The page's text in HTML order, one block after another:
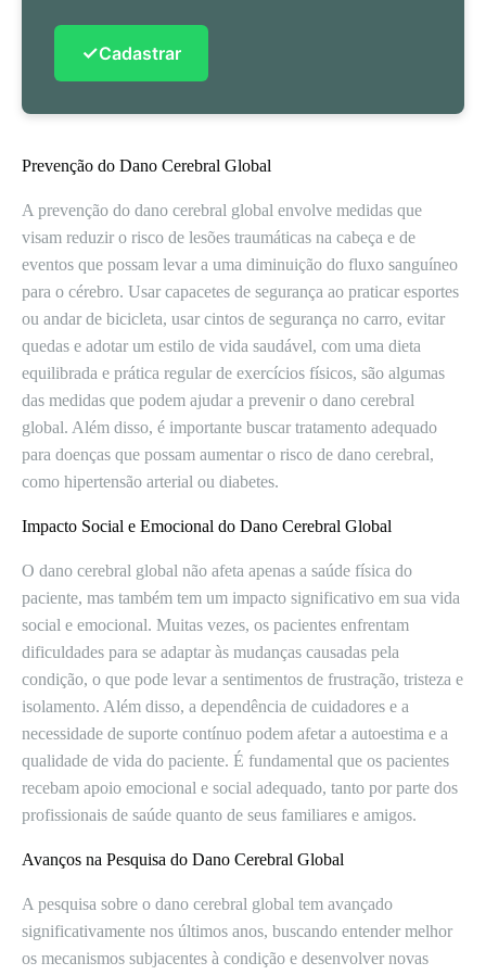
✓Cadastrar
Prevenção do Dano Cerebral Global
A prevenção do dano cerebral global envolve medidas que
visam reduzir o risco de lesões traumáticas na cabeça e de
eventos que possam levar a uma diminuição do fluxo sanguíneo
para o cérebro. Usar capacetes de segurança ao praticar esportes
ou andar de bicicleta, usar cintos de segurança no carro, evitar
quedas e adotar um estilo de vida saudável, com uma dieta
equilibrada e prática regular de exercícios físicos, são algumas
das medidas que podem ajudar a prevenir o dano cerebral
global. Além disso, é importante buscar tratamento adequado
para doenças que possam aumentar o risco de dano cerebral,
como hipertensão arterial ou diabetes.
Impacto Social e Emocional do Dano Cerebral Global
O dano cerebral global não afeta apenas a saúde física do
paciente, mas também tem um impacto significativo em sua vida
social e emocional. Muitas vezes, os pacientes enfrentam
dificuldades para se adaptar às mudanças causadas pela
condição, o que pode levar a sentimentos de frustração, tristeza e
isolamento. Além disso, a dependência de cuidadores e a
necessidade de suporte contínuo podem afetar a autoestima e a
qualidade de vida do paciente. É fundamental que os pacientes
recebam apoio emocional e social adequado, tanto por parte dos
profissionais de saúde quanto de seus familiares e amigos.
Avanços na Pesquisa do Dano Cerebral Global
A pesquisa sobre o dano cerebral global tem avançado
significativamente nos últimos anos, buscando entender melhor
os mecanismos subjacentes à condição e desenvolver novas